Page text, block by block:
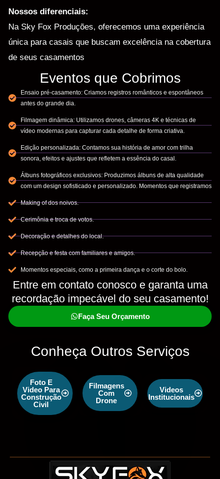
Nossos diferenciais:
Na Sky Fox Produções, oferecemos uma experiência
única para casais que buscam excelência na cobertura
de seus casamentos
Eventos que Cobrimos
Ensaio pré-casamento: Criamos registros românticos e espontâneos
antes do grande dia.
Filmagem dinâmica: Utilizamos drones, câmeras 4K e técnicas de
vídeo modernas para capturar cada detalhe de forma criativa.
Edição personalizada: Contamos sua história de amor com trilha
sonora, efeitos e ajustes que refletem a essência do casal.
Álbuns fotográficos exclusivos: Produzimos álbuns de alta qualidade
com um design sofisticado e personalizado. Momentos que registramos
Making of dos noivos.
Cerimônia e troca de votos.
Decoração e detalhes do local.
Recepção e festa com familiares e amigos.
Momentos especiais, como a primeira dança e o corte do bolo.
Entre em contato conosco e garanta uma
recordação impecável do seu casamento!
Faça Seu Orçamento
Conheça Outros Serviços
Foto E
Video Para
Construção
Civil
Filmagens
Com
Drone
Videos
Institucionais